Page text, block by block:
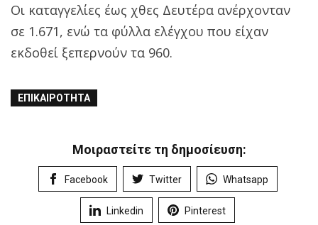
Οι καταγγελίες έως χθες Δευτέρα ανέρχονταν
σε 1.671, ενώ τα φύλλα ελέγχου που είχαν
εκδοθεί ξεπερνούν τα 960.
ΕΠΙΚΑΙΡΌΤΗΤΑ
Μοιραστείτε τη δημοσίευση:
Facebook Twitter Whatsapp
Linkedin Pinterest